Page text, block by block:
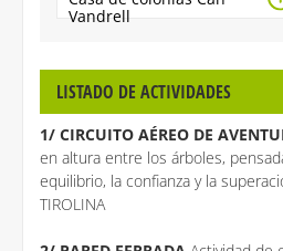
Vandrell
LISTADO DE ACTIVIDADES
1/ CIRCUITO AÉREO DE
en altura entre los árboles,
equilibrio, la confianza y la
TIROLINA